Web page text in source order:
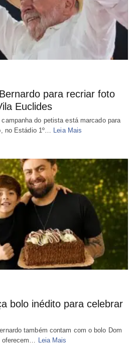
para recriar foto
Euclides
do petista está marcado para
no Estádio 1º…
Leia Mais
bolo inédito para celebrar
também contam com o bolo Dom
oferecem… Leia Mais